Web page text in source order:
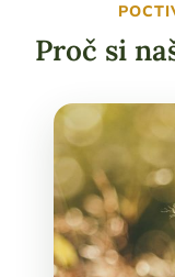
Proč si